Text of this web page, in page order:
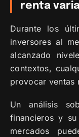
renta
Durante los
inversores al
alcanzado
contextos,
provocar ventas
Un análisis
financieros y
mercados